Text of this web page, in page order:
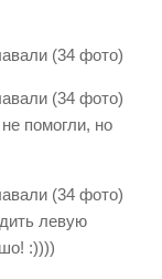
помогли, но
левую
:))))